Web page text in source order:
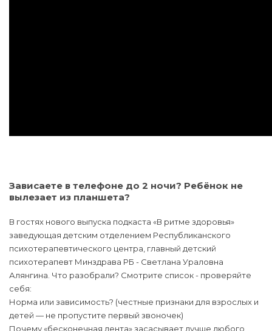
Зависаете в телефоне до 2 ночи? Ребёнок не
вылезает из планшета?
В гостях нового выпуска подкаста «В ритме здоровья»
заведующая детским отделением Республиканского
психотерапевтического центра, главный детский
психотерапевт Минздрава РБ - Светлана Ураловна
Алянгина. Что разобрали? Смотрите список - проверяйте
себя:
Норма или зависимость? (честные признаки для взрослых и
детей — не пропустите первый звоночек)
Почему «бесконечная лента» засасывает лучше любого